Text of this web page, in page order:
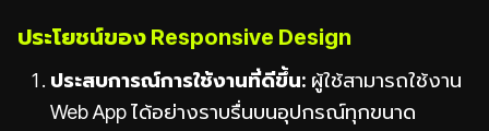
ประโยชน์ของ Responsive Design
ประสบการณ์การใช้งานที่ดีขึ้น: ผู้ใช้สามารถใช้งาน
Web App ได้อย่างราบรื่นบนอุปกรณ์ทุกขนาด